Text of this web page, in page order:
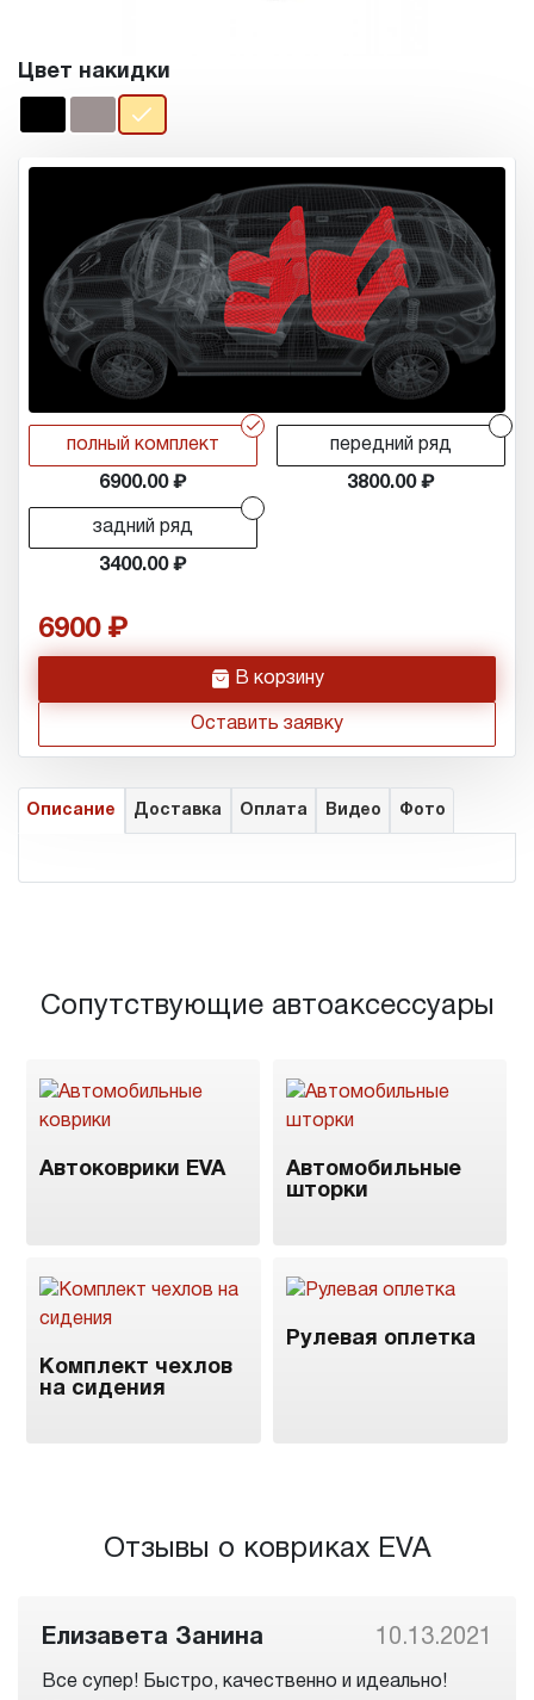
Цвет накидки
r
полный комплект
6900.00
передний ряд
3800.00
задний ряд
3400.00
6900
h В корзину
Оставить заявку
Описание Доставка Оплата Видео Фото
Сопутствующие автоаксессуары
Автоковрики EVA
Автомобильные
шторки
Комплект чехлов
на сидения
Рулевая оплетка
Отзывы о ковриках EVA
Антон Бакутин
Отличное автоателье, заказал коврики на